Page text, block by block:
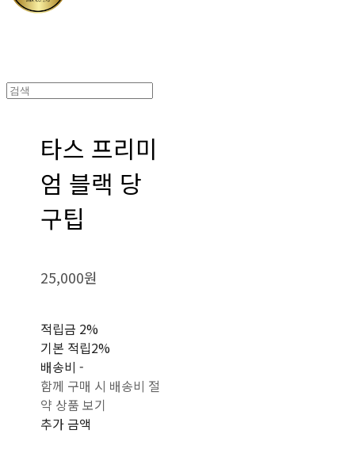
타스 프리미
엄 블랙 당
구팁
25,000원
적립금 2%
기본 적립2%
배송비-
함께 구매 시 배송비 절
약 상품 보기
추가 금액